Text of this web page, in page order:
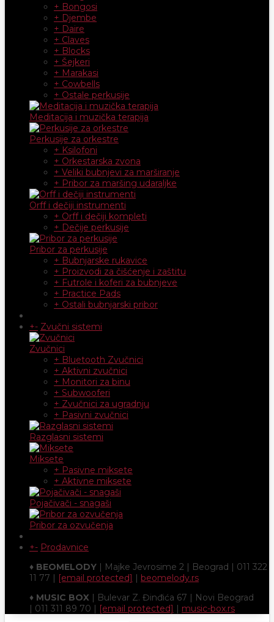
+ Bongosi
+ Djembe
+ Daire
+ Claves
+ Blocks
+ Šejkeri
+ Marakasi
+ Cowbells
+ Ostale perkusije
Meditacija i muzička terapija
Perkusije za orkestre
+ Ksilofoni
+ Orkestarska zvona
+ Veliki bubnjevi za marširanje
+ Pribor za maršing udaraljke
Orff i dečiji instrumenti
+ Orff i dečiji kompleti
+ Dečije perkusije
Pribor za perkusije
+ Bubnjarske rukavice
+ Proizvodi za čišćenje i zaštitu
+ Futrole i koferi za bubnjeve
+ Practice Pads
+ Ostali bubnjarski pribor
+- Zvučni sistemi
Zvučnici
+ Bluetooth Zvučnici
+ Aktivni zvučnici
+ Monitori za binu
+ Subwooferi
+ Zvučnici za ugradnju
+ Pasivni zvučnici
Razglasni sistemi
Miksete
+ Pasivne miksete
+ Aktivne miksete
Pojačivači - snagaši
Pribor za ozvučenja
+- Prodavnice
♦ BEOMELODY | Majke Jevrosime 2 | Beograd | 011 322
11 77 | [email protected] | beomelody.rs
♦ MUSIC BOX | Bulevar Z. Đinđića 67 | Novi Beograd
| 011 311 89 70 | [email protected] | music-box.rs